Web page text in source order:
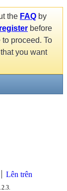
the FAQ by
register before
proceed. To
you want
Lên trên